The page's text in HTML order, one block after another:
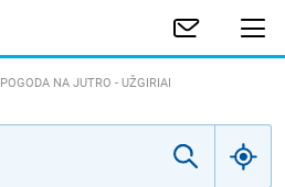
POGODA NA JUTRO - UŽGIRIAI